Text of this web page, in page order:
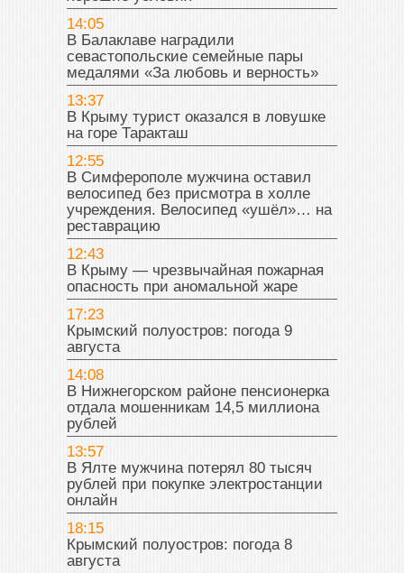
14:05
В Балаклаве наградили
севастопольские семейные пары
медалями «За любовь и верность»
13:37
В Крыму турист оказался в ловушке
на горе Таракташ
12:55
В Симферополе мужчина оставил
велосипед без присмотра в холле
учреждения. Велосипед «ушёл»… на
реставрацию
12:43
В Крыму — чрезвычайная пожарная
опасность при аномальной жаре
17:23
Крымский полуостров: погода 9
августа
14:08
В Нижнегорском районе пенсионерка
отдала мошенникам 14,5 миллиона
рублей
13:57
В Ялте мужчина потерял 80 тысяч
рублей при покупке электростанции
онлайн
18:15
Крымский полуостров: погода 8
августа